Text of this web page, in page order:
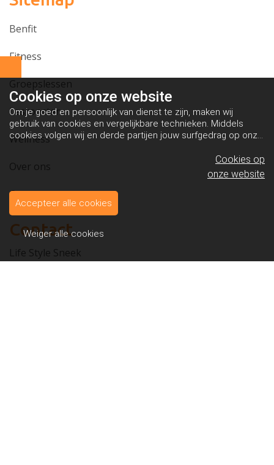
Benfit
Fitness
Groepslessen
Lesrooster
Wellness
Over ons
Contact
Contact
Life Style Sneek
Cookies op onze website
Om je goed en persoonlijk van dienst te zijn, maken wij
gebruik van cookies en vergelijkbare technieken. Middels
cookies volgen wij en derde partijen jouw surfgedrag op onze
en dit maakt het voor jou mogelijk om informatie te delen via
social media.
Cookies op
onze website
Accepteer alle cookies
Weiger alle cookies